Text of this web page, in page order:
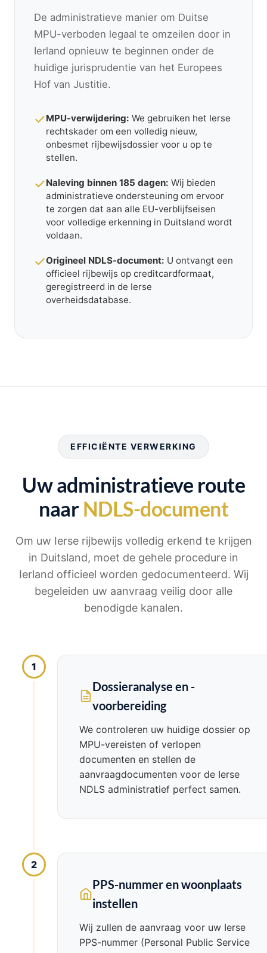
De administratieve manier om Duitse
MPU-verboden legaal te omzeilen door in
Ierland opnieuw te beginnen onder de
huidige jurisprudentie van het Europees
Hof van Justitie.
MPU-verwijdering: We gebruiken het Ierse
rechtskader om een ​​volledig nieuw,
onbesmet rijbewijsdossier voor u op te
stellen.
Naleving binnen 185 dagen: Wij bieden
administratieve ondersteuning om ervoor
te zorgen dat aan alle EU-verblijfseisen
voor volledige erkenning in Duitsland wordt
voldaan.
Origineel NDLS-document: U ontvangt een
officieel rijbewijs op creditcardformaat,
geregistreerd in de Ierse
overheidsdatabase.
EFFICIËNTE VERWERKING
Uw administratieve route
naar NDLS-document
Om uw Ierse rijbewijs volledig erkend te krijgen
in Duitsland, moet de gehele procedure in
Ierland officieel worden gedocumenteerd. Wij
begeleiden uw aanvraag veilig door alle
benodigde kanalen.
1
Dossieranalyse en -
voorbereiding
We controleren uw huidige dossier op
MPU-vereisten of verlopen
documenten en stellen de
aanvraagdocumenten voor de Ierse
NDLS administratief perfect samen.
2
PPS-nummer en woonplaats
instellen
Wij zullen de aanvraag voor uw Ierse
PPS-nummer (Personal Public Service